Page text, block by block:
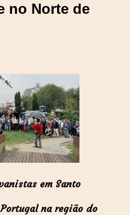
no Norte de
em Santo
na região do